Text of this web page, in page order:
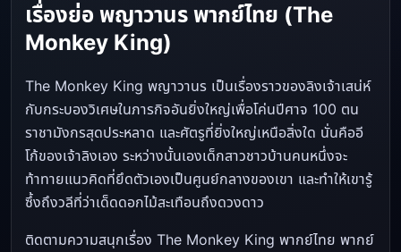
เรื่องย่อ พญาวานร พากย์ไทย (The
Monkey King)
The Monkey King พญาวานร เป็นเรื่องราวของลิงเจ้าเสน่ห์
กับกระบองวิเศษในภารกิจอันยิ่งใหญ่เพื่อโค่นปีศาจ 100 ตน
ราชามังกรสุดประหลาด และศัตรูที่ยิ่งใหญ่เหนือสิ่งใด นั่นคืออี
โก้ของเจ้าลิงเอง ระหว่างนั้นเองเด็กสาวชาวบ้านคนหนึ่งจะ
ท้าทายแนวคิดที่ยึดตัวเองเป็นศูนย์กลางของเขา และทำให้เขารู้
ซึ้งถึงวลีที่ว่าเด็ดดอกไม้สะเทือนถึงดวงดาว
ติดตามความสนุกเรื่อง The Monkey King พากย์ไทย พากย์